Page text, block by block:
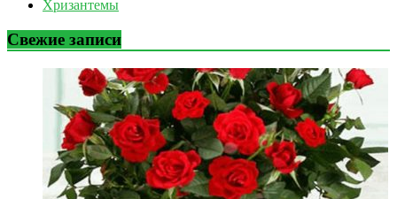
Хризантемы
Свежие записи